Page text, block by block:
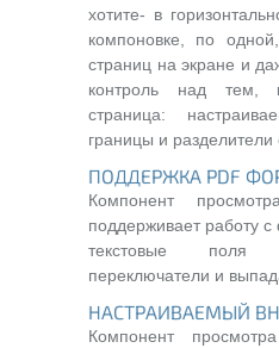
хотите- в
компоновке, по
страниц на экране и
контроль над тем,
страница:
границы и разделители
ПОДДЕРЖКА PDF
Компонент
поддерживает работу
текстовые поля
переключатели и
НАСТРАИВАЕМЫЙ
Компонент